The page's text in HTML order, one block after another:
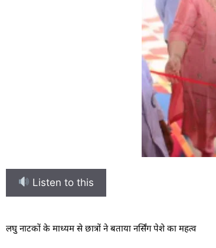
Listen to this
लघु नाटकों के माध्यम से छात्रों ने बताया नर्सिंग पेशे का महत्व